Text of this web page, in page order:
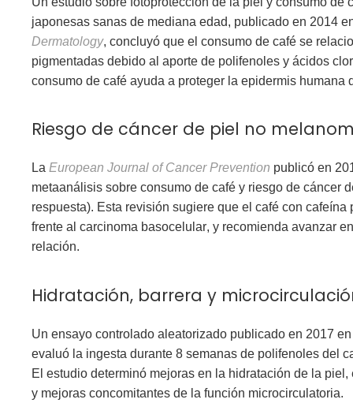
japonesas sanas de mediana edad, publicado en 2014
Dermatology, concluyó que el consumo de café se
pigmentadas debido al aporte de polifenoles y ácidos
consumo de café ayuda a proteger la epidermis humana
Riesgo de cáncer de piel no
La European Journal of Cancer Prevention publicó en
metaanálisis sobre consumo de café y riesgo de cáncer
respuesta). Esta revisión sugiere que el café con cafeína
frente al carcinoma basocelular, y recomienda avanzar
relación.
Hidratación, barrera y
Un ensayo controlado aleatorizado publicado en 2017
evaluó la ingesta durante 8 semanas de polifenoles del
El estudio determinó mejoras en la hidratación de la piel ,
y mejoras concomitantes de la función microcirculatoria.